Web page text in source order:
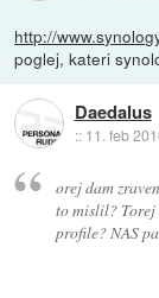
http://
poglej, kateri
Daedalus
:: 11. feb
orej dam
to mislil? Torej
profile? NAS